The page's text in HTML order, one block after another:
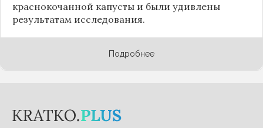
краснокочанной капусты и были удивлены
результатам исследования.
Подробнее